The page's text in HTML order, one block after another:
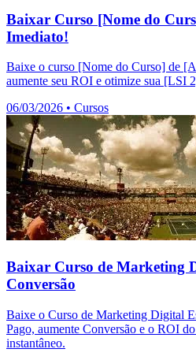
Baixar Curso [Nome do
Imediato!
Baixe o curso [Nome do Curso] de
aumente seu ROI e otimize sua [LSI
06/03/2026 • Cursos
Baixar Curso de Marketing
Conversão
Baixe o Curso de Marketing Digital
Pago, aumente Conversão e o ROI
instantâneo.